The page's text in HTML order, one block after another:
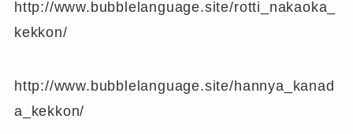
http://www.bubblelanguage.site/rotti_nakaoka_
kekkon/
http://www.bubblelanguage.site/hannya_kanad
a_kekkon/